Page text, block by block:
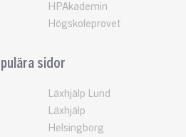
HPAkademin
Högskoleprovet
sidor
Läxhjälp Lund
Läxhjälp
Helsingborg